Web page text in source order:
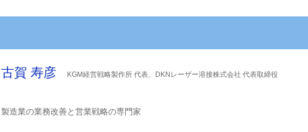
古賀 寿彦 KGM経営戦略製作所 代表、DKNレーザー溶接株式会社 代表取締役
製造業の業務改善と営業戦略の専門家